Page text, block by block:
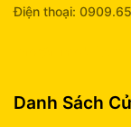
Điện thoại:
Danh Sách